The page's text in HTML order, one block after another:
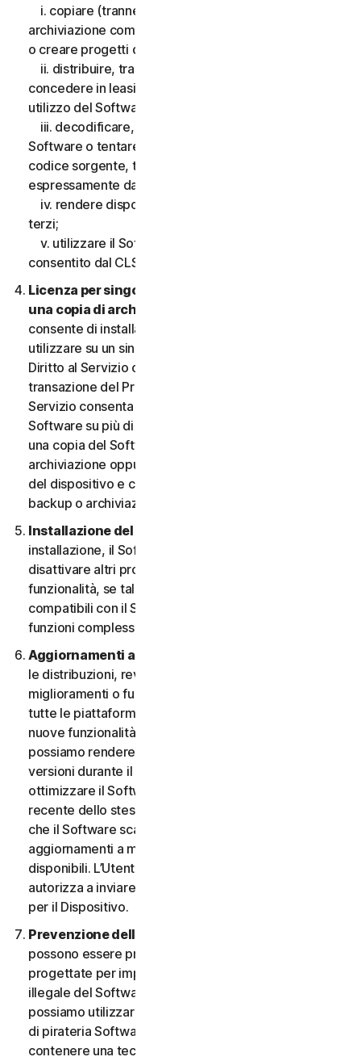
i. copiare (tranne che per scopi di backup o
archiviazione come consentito di seguito), modificare
o creare progetti derivati basati sul Software;
ii. distribuire, trasferire, concedere in licenza,
concedere in leasing, prestare o noleggiare il diritto di
utilizzo del Software a terzi;
iii. decodificare, decompilare o disassemblare il
Software o tentare in qualsiasi modo di scoprire il
codice sorgente, tranne e solo nella misura consentita
espressamente dalla legge applicabile;
iv. rendere disponibili le funzionalità del Software a
terzi;
v. utilizzare il Software in qualsiasi modo non
consentito dal CLS.
Licenza per singolo dispositivo; consentita solo
una copia di archivio o di backup.
consente di installare solo una copia del Software da
utilizzare su un singolo Dispositivo, a meno che il
Diritto al Servizio o la documentazione relativa alla
transazione del Provider da cui è stato ottenuto il
Servizio consenta espressamente di utilizzare il
Software su più di un Dispositivo. È possibile eseguire
una copia del Software avente finalità di backup o
archiviazione oppure copiare il Software sull’hard disk
del dispositivo e conservare l’originale solo per fini di
backup o archiviazione.
Installazione del software.
installazione, il Software potrebbe disinstallare o
disattivare altri prodotti per la sicurezza, o le relative
funzionalità, se tali prodotti o funzionalità non sono
compatibili con il Software o allo scopo di migliorare le
funzioni complessive del Software.
Aggiornamenti automatici dei contenuti.
le distribuzioni, revisioni, aggiornamenti,
miglioramenti o funzionalità saranno disponibili su
tutte le piattaforme. L’Utente ha il diritto di ricevere
nuove funzionalità e versioni del Software non appena
possiamo rendere disponibili tali funzionalità e
versioni durante il Periodo del Servizio. Al fine di
ottimizzare il Software e di ottenere la versione più
recente dello stesso, l’Utente accetta la possibilità
che il Software scarichi e installi nuove versioni e
aggiornamenti a mano a mano che li rendiamo
disponibili. L’Utente accetta inoltre di ricevere e ci
autorizza a inviare le nuove versioni e aggiornamenti
per il Dispositivo.
Prevenzione della pirateria software.
possono essere presenti misure tecnologiche
progettate per impedire l’utilizzo senza licenza o
illegale del Software. L’Utente accetta che noi
possiamo utilizzare tali misure per proteggerci da atti
di pirateria Software (ad esempio, il Software può
contenere una tecnologia di applicazione che limita la